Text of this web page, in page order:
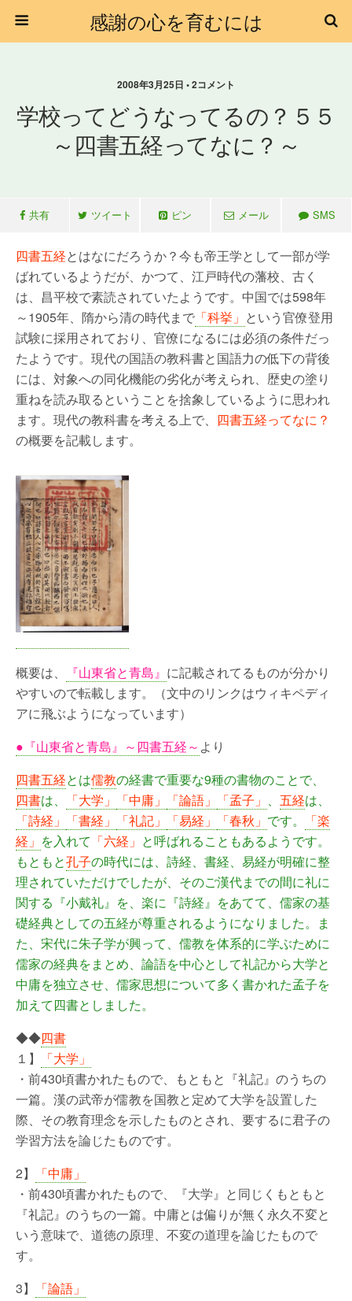
感謝の心を育むには
2008年3月25日 • 2コメント
学校ってどうなってるの？５５
～四書五経ってなに？～
共有 ツイート ピン メール SMS
四書五経とはなにだろうか？今も帝王学として一部が学
ばれているようだが、かつて、江戸時代の藩校、古く
は、昌平校で素読されていたようです。中国では598年
～1905年、隋から清の時代まで 「科挙」 という官僚登用
試験に採用されており、官僚になるには必須の条件だっ
たようです。現代の国語の教科書と国語力の低下の背後
には、対象への同化機能の劣化が考えられ、歴史の塗り
重ねを読み取るということを捨象しているように思われ
ます。現代の教科書を考える上で、 四書五経ってなに？
の概要を記載します。
概要は、 『山東省と青島』 に記載されてるものが分かり
やすいので転載します。（文中のリンクはウィキペディ
アに飛ぶようになっています）
●『山東省と青島』～四書五経～ より
四書五経とは儒教の経書で重要な9種の書物のことで、
四書は、 「大学」 「中庸」 「論語」 「孟子」 、 五経は、
「詩経」
「書経」 「礼記」 「易経」 「春秋」 です。
「楽
経」 を入れて 「六経」 と呼ばれることもあるようです。
もともと孔子の時代には、詩経、書経、易経が明確に整
理されていただけでしたが、そのご漢代までの間に礼に
関する『小戴礼』を、楽に『詩経』をあてて、儒家の基
礎経典としての五経が尊重されるようになりました。ま
た、宋代に朱子学が興って、儒教を体系的に学ぶために
儒家の経典をまとめ、論語を中心として礼記から大学と
中庸を独立させ、儒家思想について多く書かれた孟子を
加えて四書としました。
◆◆四書
１】
「大学」
・前430頃書かれたもので、もともと『礼記』のうちの
一篇。漢の武帝が儒教を国教と定めて大学を設置した
際、その教育理念を示したものとされ、要するに君子の
学習方法を論じたものです。
2】
「中庸」
・前430頃書かれたもので、『大学』と同じくもともと
『礼記』のうちの一篇。中庸とは偏りが無く永久不変と
いう意味で、道徳の原理、不変の道理を論じたもので
す。
3】
「論語」